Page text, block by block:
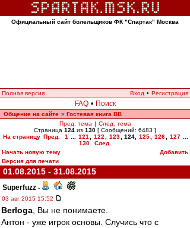
Официальный сайт болельщиков ФК "Спартак" Москва
Полная версия Вход • Регистрация
FAQ • Поиск
Общение на сайте » Гостевая книга ВВ
Пред. тема | След. тема
Страница 124 из 130 [ Сообщений: 6483 ]
На страницу Пред. 1 121 122 123 124, 125 126 127
130
След.
Начать новую тему
Добавить
Версия для печати
01.08.2015 - 31.08.2015
Superfuzz -
03 авг 2015 15:52
Berloga , Вы не понимаете.
Антон - уже игрок основы. Случись что с